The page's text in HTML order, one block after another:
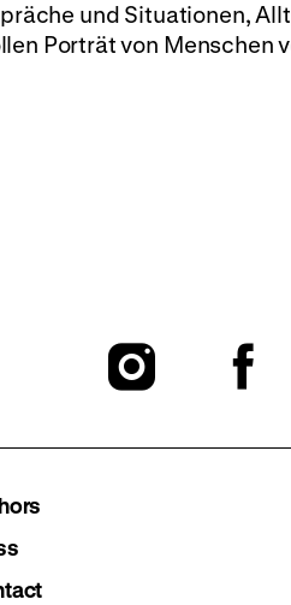
und Situationen,
Porträt von Menschen
To
To